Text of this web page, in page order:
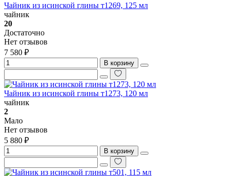
Чайник из исинской глины т1269, 125 мл
чайник
20
Достаточно
Нет отзывов
7 580 ₽
В корзину
Чайник из исинской глины т1273, 120 мл
чайник
2
Мало
Нет отзывов
5 880 ₽
В корзину